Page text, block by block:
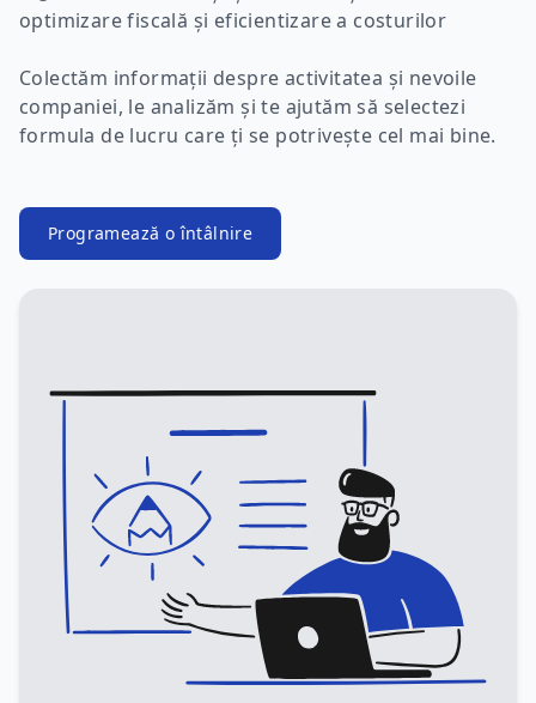
optimizare fiscală și eficientizare a costurilor
Colectăm informații despre activitatea și nevoile
companiei, le analizăm și te ajutăm să selectezi
formula de lucru care ți se potrivește cel mai bine.
Programează o întâlnire